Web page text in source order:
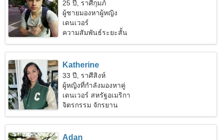
25 ปี, ราศีกุมภ์
ผู้ชายมองหาผู้หญิง
เดนเวอร์
ความสัมพันธ์ระยะสั้น
Katherine
33 ปี, ราศีสิงห์
ผู้หญิงที่กำลังมองหาคู่
เดนเวอร์ สหรัฐอเมริกา
จิตรกรรม จักรยาน
Adan